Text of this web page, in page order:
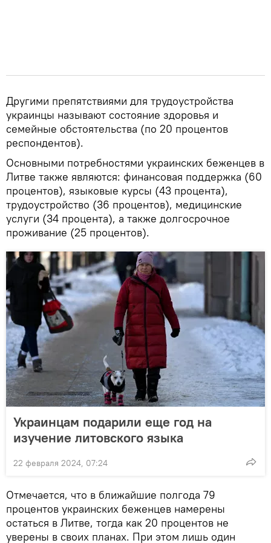
Другими препятствиями для трудоустройства
украинцы называют состояние здоровья и
семейные обстоятельства (по 20 процентов
респондентов).
Основными потребностями украинских беженцев в
Литве также являются: финансовая поддержка (60
процентов), языковые курсы (43 процента),
трудоустройство (36 процентов), медицинские
услуги (34 процента), а также долгосрочное
проживание (25 процентов).
Украинцам подарили еще год на
изучение литовского языка
22 февраля 2024, 07:24
Отмечается, что в ближайшие полгода 79
процентов украинских беженцев намерены
остаться в Литве, тогда как 20 процентов не
уверены в своих планах. При этом лишь один